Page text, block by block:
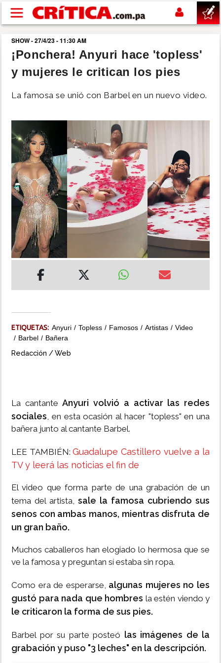
Pasar al contenido principal
buscar
SUCESOS
NACIONAL
SHOW
DEPORTES
MUNDO
INSÓLITAS
MULTIMEDIA
SHOW - 27/4/23 - 11:30 AM
¡Ponchera! Anyuri hace 'topless'
y mujeres le critican los pies
La famosa se unió con Barbel en un nuevo video.
ETIQUETAS: Anyuri Topless Famosos Artistas
Video
Barbel
Bañera
Redacción / Web
La cantanteAnyuri volvió a activar las redes
sociales, en esta ocasión al hacer "topless" en una
bañera junto al cantante Barbel.
LEE TAMBIÉN:Guadalupe Castillero vuelve a la
TV y leerá las noticias el fin de
El video que forma parte de una grabación de un
tema del artista, sale la famosa cubriendo sus
senos con ambas manos, mientras disfruta de
un gran baño.
Muchos caballeros han elogiado lo hermosa que se
ve la famosa y preguntan sí estaba sin ropa.
Como era de esperarse, algunas mujeres no les
gustó para nada que hombres la estén viendo y
le criticaron la forma de sus pies.
Barbel por su parte posteó las imágenes de la
grabación y puso "3 leches" en la descripción.